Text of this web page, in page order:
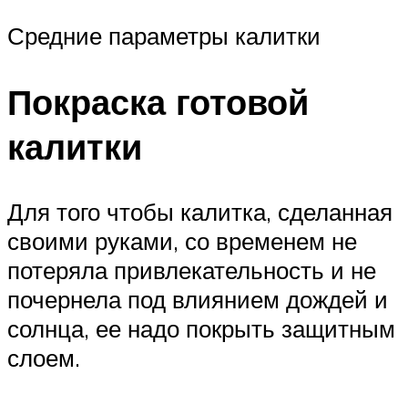
Средние параметры калитки
Покраска готовой
калитки
Для того чтобы калитка, сделанная
своими руками, со временем не
потеряла привлекательность и не
почернела под влиянием дождей и
солнца, ее надо покрыть защитным
слоем.